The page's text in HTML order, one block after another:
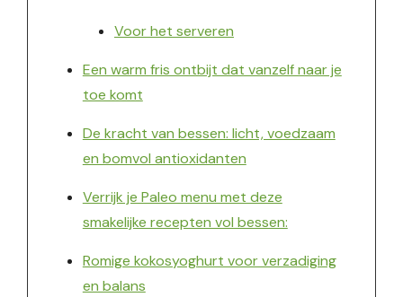
Voor het serveren
Een warm fris ontbijt dat vanzelf naar je
toe komt
De kracht van bessen: licht, voedzaam
en bomvol antioxidanten
Verrijk je Paleo menu met deze
smakelijke recepten vol bessen:
Romige kokosyoghurt voor verzadiging
en balans